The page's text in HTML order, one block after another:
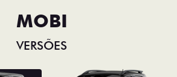
MOBI
VERSÕES